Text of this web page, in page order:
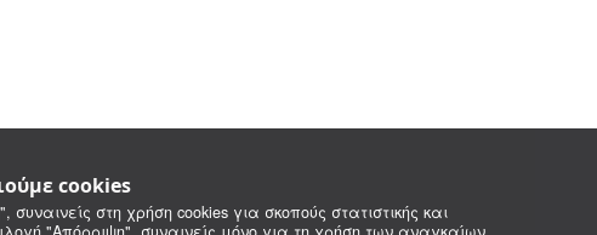
cookies
στη χρήση cookies για σκοπούς στατιστικής και